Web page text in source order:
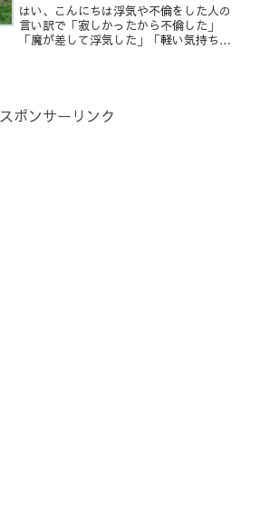
はい、こんにちは浮気や不倫をした人の
言い訳で「寂しかったから不倫した」
「魔が差して浮気した」「軽い気持ちの
スポンサーリンク